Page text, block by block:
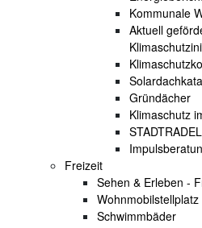
Kommunale
Aktuell
Gründächer
Klimaschutz
Freizeit
Sehen & Erleben -
Wohnmobilstellplatz
Schwimmbäder